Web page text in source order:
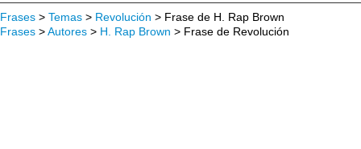
Frases > Temas > Revolución > Frase de H. Rap Brown
Frases >Autores > H. Rap Brown > Frase de Revolución